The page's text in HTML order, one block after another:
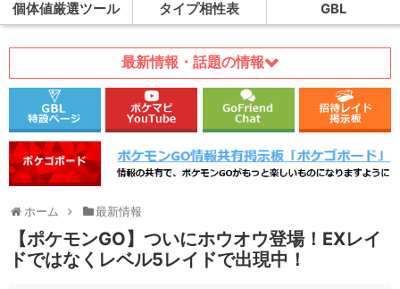
個体値厳選ツール
タイプ相性表 GBL
最新情報・話題の情報
ホーム 最新情報
【ポケモンGO】ついにホウオウ登場！EXレイ
ドではなくレベル5レイドで出現中！